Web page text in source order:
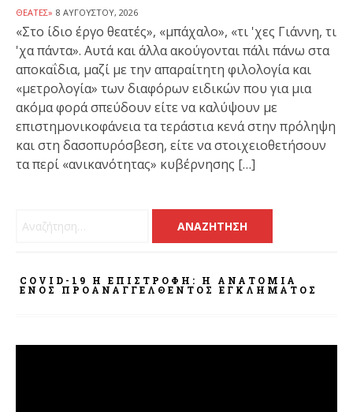
ΘΕΑΤΈΣ» 8 ΑΥΓΟΎΣΤΟΥ, 2026
«Στο ίδιο έργο θεατές», «μπάχαλο», «τι 'χες Γιάννη, τι
'χα πάντα». Αυτά και άλλα ακούγονται πάλι πάνω στα
αποκαΐδια, μαζί με την απαραίτητη φιλολογία και
«μετρολογία» των διαφόρων ειδικών που για μια
ακόμα φορά σπεύδουν είτε να καλύψουν με
επιστημονικοφάνεια τα τεράστια κενά στην πρόληψη
και στη δασοπυρόσβεση, είτε να στοιχειοθετήσουν
τα περί «ανικανότητας» κυβέρνησης […]
Αναζήτηση για:
COVID-19 Η ΕΠΙΣΤΡΟΦΗ: Η ΑΝΑΤΟΜΊΑ
ΕΝΌΣ ΠΡΟΑΝΑΓΓΕΛΘΈΝΤΟΣ ΕΓΚΛΉΜΑΤΟΣ